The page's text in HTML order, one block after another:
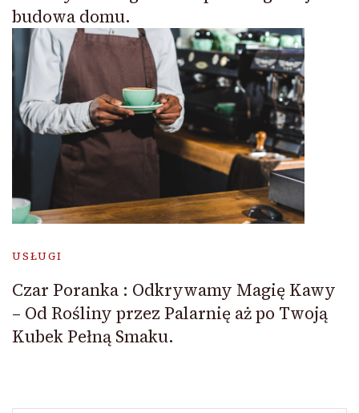
budowa domu.
USŁUGI
Czar Poranka : Odkrywamy Magię Kawy
– Od Rośliny przez Palarnię aż po Twoją
Kubek Pełną Smaku.